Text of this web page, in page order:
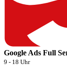
Google Ads Full
9 - 18 Uhr